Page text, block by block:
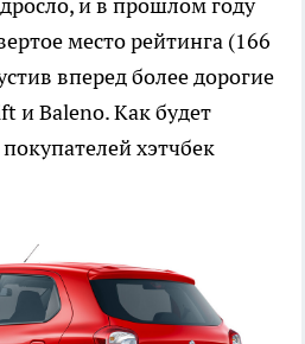
место рейтинга (166
вперед более дорогие
и Baleno. Как будет
хэтчбек